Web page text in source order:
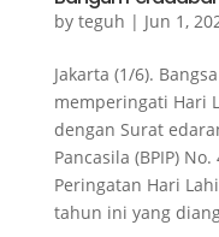
by teguh | Jun 1,
Jakarta (1/6).
memperingati Hari
dengan Surat
Pancasila (BPIP)
Peringatan Hari
tahun ini yang